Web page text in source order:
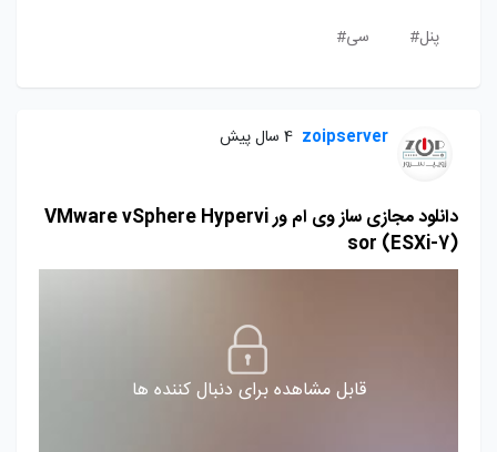
پنل# سی#
zoipserver 4 سال پیش
دانلود مجازی ساز وی ام ور VMware vSphere Hypervi
sor (ESXi-7)
قابل مشاهده برای دنبال کننده ها